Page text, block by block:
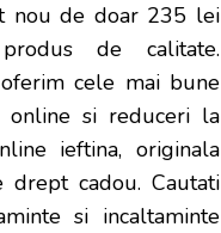
nou de doar 235 lei
de calitate.
cele mai bune
online si reduceri la
ieftina, originala
cadou. Cautati
si incaltaminte